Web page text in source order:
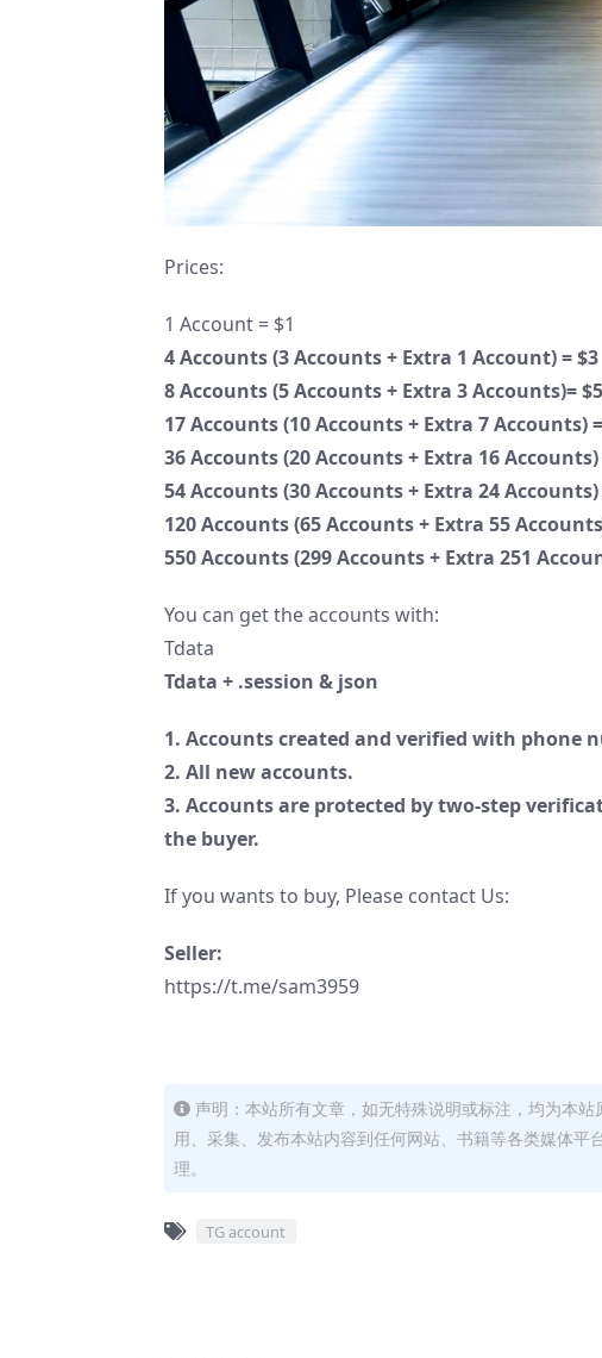
Prices:
1 Account = $1
4 Accounts (3 Accounts + Extra 1 Account) = $3
8 Accounts (5 Accounts + Extra 3 Accounts)= $5
17 Accounts (10 Accounts + Extra 7 Accounts)
36 Accounts (20 Accounts + Extra 16 Accounts)
54 Accounts (30 Accounts + Extra 24 Accounts)
120 Accounts (65 Accounts + Extra 55
550 Accounts (299 Accounts + Extra 251
You can get the accounts with:
Tdata
Tdata + .session & json
1. Accounts created and verified with phone
2. All new accounts.
3. Accounts are protected by two-step
the buyer.
If you wants to buy, Please contact Us:
Seller:
https://t.me/sam3959
声明：本站所有文章，如无特殊说明或标注，均为本
用、采集、发布本站内容到任何网站、书籍等各类媒体
理。
TG account